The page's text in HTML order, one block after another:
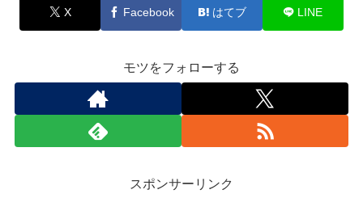
X Facebook はてブ LINE
モツをフォローする
スポンサーリンク